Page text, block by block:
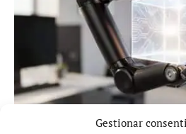
Gestionar
Naïve recauda 28,5 M$